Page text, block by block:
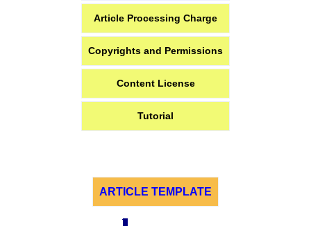
Article Processing Charge
Copyrights and Permissions
Content License
Tutorial
ARTICLE TEMPLATE